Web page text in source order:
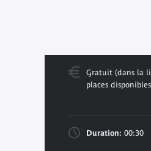
Gratuit (dans la
places
Duration: 00:30